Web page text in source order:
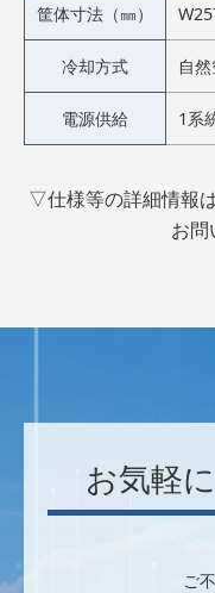
筐体寸法（㎜）
冷却方式 自
電源供給 1系
▽仕様等の詳細情報
お問
お気軽
ご